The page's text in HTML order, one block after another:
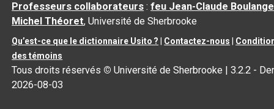
Professeurs collaborateurs :feu Jean-Claude
Michel Théoret, Université de Sherbrooke
Qu’est-ce que le dictionnaire Usito ? Contactez-nous
des témoins
Tous droits réservés © Université de Sherbrooke |3.2.2 -
2026-08-03